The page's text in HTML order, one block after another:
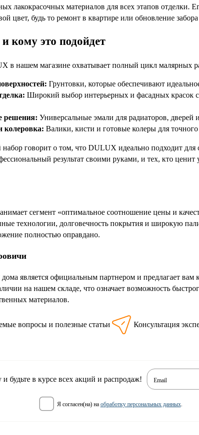
лакокрасочных материалов для всех этапов отделки.
цвет, будь то ремонт в квартире или обновление забора
кому это подойдет
в нашем магазине охватывает полный цикл малярных
Грунтовки, которые обеспечивают
Широкий выбор интерьерных и фасадных красок
решения: Универсальные эмали для радиаторов, дверей
колеровка: Валики, кисти и готовые колеры для
говорит о том, что DULUX идеально подходит
результат своими руками, и тех, кто
сегмент «оптимальное соотношение цены и
технологии, долговечность покрытия и широкую
полностью оправдано.
является официальным партнером и предлагает
на нашем складе, что означает возможность
материалов.
вопросы и полезные статьи Консультация
будьте в курсе всех акций и распродаж! Email
я согласен(на) на обработку персональных данных.